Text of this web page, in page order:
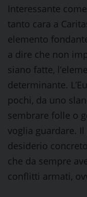
Interessante
tanto cara a
elemento
a dire che non
siano fatte,
determinante.
pochi, da uno
sembrare folle o
voglia guardare.
desiderio
che da sempre
conflitti armati,